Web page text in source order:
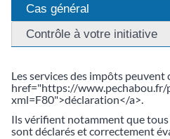
Cas général
Contrôle à votre initiative
Les services des impôts
href="https://www.pechabou.fr/
xml=F80">déclaration</a>.
Ils vérifient notamment que
sont déclarés et correctement